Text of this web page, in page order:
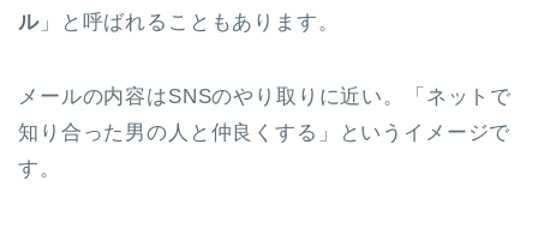
ル」と呼ばれることもあります。
メールの内容はSNSのやり取りに近い。「ネットで
知り合った男の人と仲良くする」というイメージで
す。